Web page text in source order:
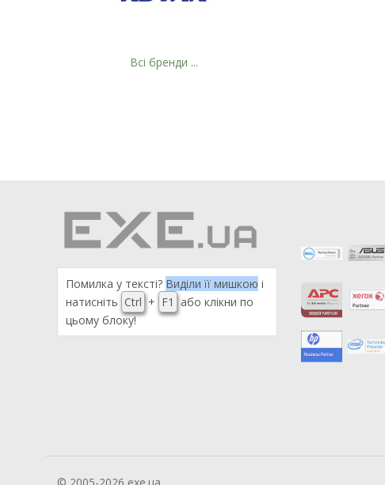
Всі бренди ...
Помилка у тексті? Виділи її мишкою і
натисніть Ctrl + F1
або клікни по
цьому блоку!